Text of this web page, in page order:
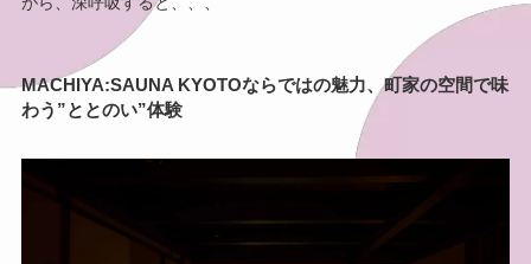
MACHIYA:SAUNA KYOTOならではの魅力、町家の空間で味
わう”ととのい”体験